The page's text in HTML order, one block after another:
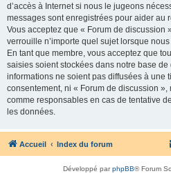
d’accès à Internet si nous le jugeons
messages sont enregistrées pour aider au
Vous acceptez que « Forum de discussion
verrouille n’importe quel sujet lorsque
En tant que membre, vous acceptez que
saisies soient stockées dans notre base
informations ne soient pas diffusées à une
consentement, ni « Forum de discussion
comme responsables en cas de tentative
les données.
Accueil Index du forum
Développé parphpBB® Forum